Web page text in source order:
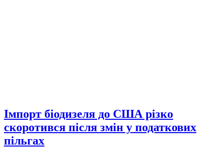
Імпорт біодизеля до США різко
скоротився після змін у податкових
пільгах